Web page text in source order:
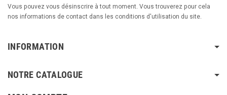
Vous pouvez vous désinscrire à tout moment. Vous trouverez pour cela
nos informations de contact dans les conditions d'utilisation du site.
INFORMATION
NOTRE CATALOGUE